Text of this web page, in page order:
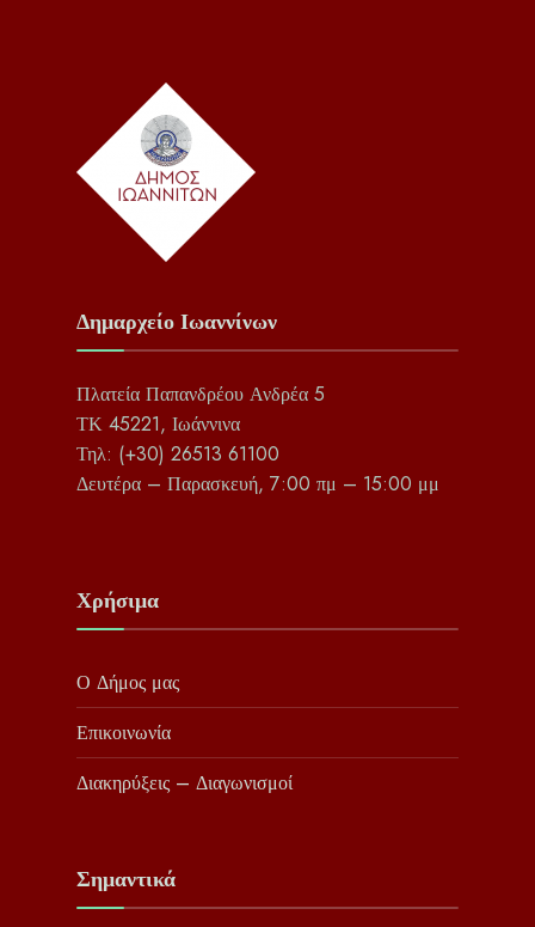
Δημαρχείο Ιωαννίνων
Πλατεία Παπανδρέου Ανδρέα 5
ΤΚ 45221, Ιωάννινα
Τηλ: (+30) 26513 61100
Δευτέρα – Παρασκευή, 7:00 πμ – 15:00 μμ
Χρήσιμα
Ο Δήμος μας
Επικοινωνία
Διακηρύξεις – Διαγωνισμοί
Σημαντικά